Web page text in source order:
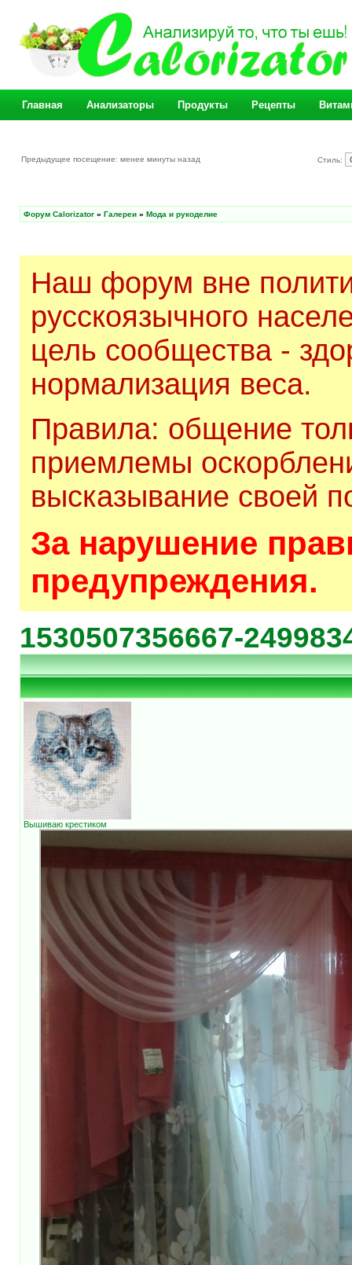
Главная Анализаторы Продукты Рецепты
Предыдущее посещение: менее минуты назад Стиль:
Форум Calorizator » Галереи » Мода и рукоделие
Наш форум вне
русскоязычного
цель сообщества -
нормализация веса.
Правила: общение
приемлемы
высказывание своей
За нарушение
предупреждения.
1530507356667-
Вышиваю крестиком